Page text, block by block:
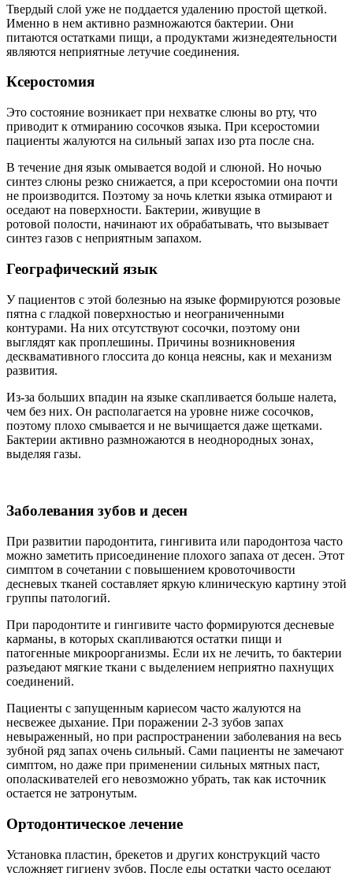
Твердый слой уже не поддается удалению простой щеткой.
Именно в нем активно размножаются бактерии. Они
питаются остатками пищи, а продуктами жизнедеятельности
являются неприятные летучие соединения.
Ксеростомия
Это состояние возникает при нехватке слюны во рту, что
приводит к отмиранию сосочков языка. При ксеростомии
пациенты жалуются на сильный запах изо рта после сна.
В течение дня язык омывается водой и слюной. Но ночью
синтез слюны резко снижается, а при ксеростомии она почти
не производится. Поэтому за ночь клетки языка отмирают и
оседают на поверхности. Бактерии, живущие в
ротовой полости, начинают их обрабатывать, что вызывает
синтез газов с неприятным запахом.
Географический язык
У пациентов с этой болезнью на языке формируются розовые
пятна с гладкой поверхностью и неограниченными
контурами. На них отсутствуют сосочки, поэтому они
выглядят как проплешины. Причины возникновения
десквамативного глоссита до конца неясны, как и механизм
развития.
Из-за больших впадин на языке скапливается больше налета,
чем без них. Он располагается на уровне ниже сосочков,
поэтому плохо смывается и не вычищается даже щетками.
Бактерии активно размножаются в неоднородных зонах,
выделяя газы.
Заболевания зубов и десен
При развитии пародонтита, гингивита или пародонтоза часто
можно заметить присоединение плохого запаха от десен. Этот
симптом в сочетании с повышением кровоточивости
десневых тканей составляет яркую клиническую картину этой
группы патологий.
При пародонтите и гингивите часто формируются десневые
карманы, в которых скапливаются остатки пищи и
патогенные микроорганизмы. Если их не лечить, то бактерии
разъедают мягкие ткани с выделением неприятно пахнущих
соединений.
Пациенты с запущенным кариесом часто жалуются на
несвежее дыхание. При поражении 2-3 зубов запах
невыраженный, но при распространении заболевания на весь
зубной ряд запах очень сильный. Сами пациенты не замечают
симптом, но даже при применении сильных мятных паст,
ополаскивателей его невозможно убрать, так как источник
остается не затронутым.
Ортодонтическое лечение
Установка пластин, брекетов и других конструкций часто
усложняет гигиену зубов. После еды остатки часто оседают